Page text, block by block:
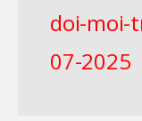
doi-moi-
07-2025